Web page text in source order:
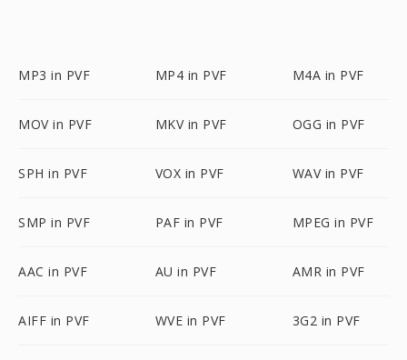
MP3 in PVF MP4 in PVF M4A in PVF
MOV in PVF MKV in PVF OGG in PVF
SPH in PVF VOX in PVF WAV in PVF
SMP in PVF PAF in PVF MPEG in PVF
AAC in PVF AU in PVF AMR in PVF
AIFF in PVF WVE in PVF 3G2 in PVF